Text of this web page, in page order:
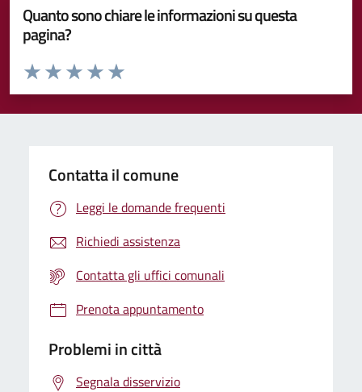
Quanto sono chiare le informazioni su questa
pagina?
Valuta da 1 a 5 stelle la pagina
Valuta 5 stelle su 5
Valuta 4 stelle su 5
Valuta 3 stelle su 5
Valuta 2 stelle su 5
Valuta 1 stelle su 5
Contatta il comune
Leggi le domande frequenti
Richiedi assistenza
Contatta gli uffici comunali
Prenota appuntamento
Problemi in città
Segnala disservizio